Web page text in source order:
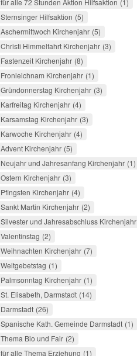
Sternsinger Hilfsaktion 5
Aschermittwoch Kirchenjahr 5
Christi Himmelfahrt Kirchenjahr 3
Fastenzeit Kirchenjahr 8
Fronleichnam Kirchenjahr 1
Gründonnerstag Kirchenjahr 3
Karfreitag Kirchenjahr 4
Karsamstag Kirchenjahr 3
Karwoche Kirchenjahr 4
Advent Kirchenjahr 5
Neujahr und Jahresanfang Kirchenjahr 1
Ostern Kirchenjahr 3
Pfingsten Kirchenjahr 4
Sankt Martin Kirchenjahr 2
Silvester und Jahresabschluss Kirchenjahr
Valentinstag 2
Weihnachten Kirchenjahr 7
Weltgebetstag 1
Palmsonntag Kirchenjahr 1
St. Elisabeth, Darmstadt 14
Darmstadt 26
Spanische Kath. Gemeinde Darmstadt 1
Thema Bio und Fair 2
für alle Thema Erziehung 1